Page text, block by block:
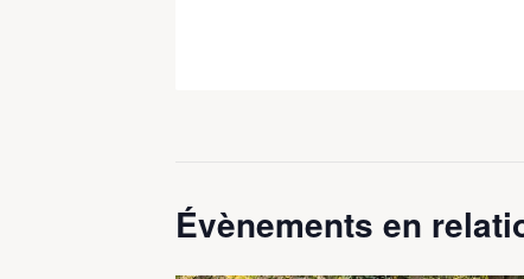
Évènements en